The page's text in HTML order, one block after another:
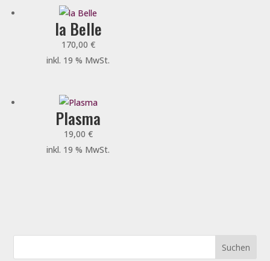
la Belle
170,00 €
inkl. 19 % MwSt.
Plasma
19,00 €
inkl. 19 % MwSt.